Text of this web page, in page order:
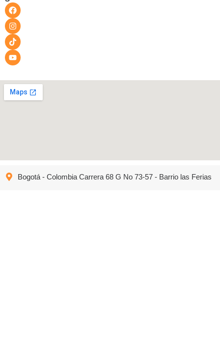
Bogotá - Colombia Carrera 68 G No 73-57 - Barrio las Ferias